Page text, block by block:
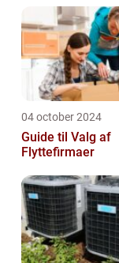
04 october 2024
Guide til Valg af
Flyttefirmaer